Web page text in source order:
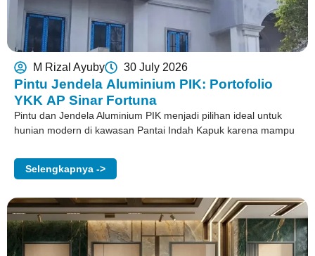
M Rizal Ayuby 30 July 2026
Pintu Jendela Aluminium PIK: Portofolio
YKK AP Sinar Fortuna
Pintu dan Jendela Aluminium PIK menjadi pilihan ideal untuk
hunian modern di kawasan Pantai Indah Kapuk karena mampu
Selengkapnya ->